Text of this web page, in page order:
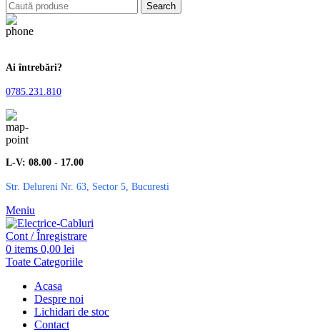
Search
Ai întrebări?
0785.231.810
L-V: 08.00 - 17.00
Str. Delureni Nr. 63, Sector 5, Bucuresti
Meniu
Cont / Înregistrare
0 items 0,00 lei
Toate Categoriile
Acasa
Despre noi
Lichidari de stoc
Contact